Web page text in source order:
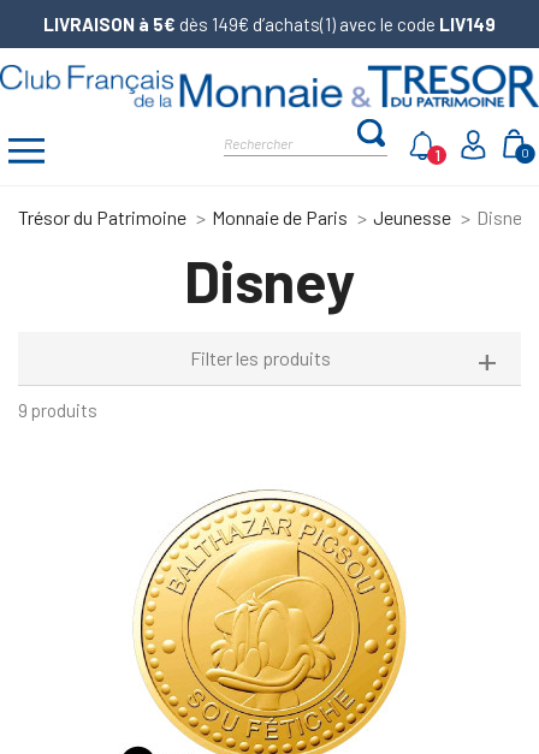
LIVRAISON à 5€ dès 149€ d’achats(1) avec le code LIV149
0
1
Trésor du Patrimoine Monnaie de Paris Jeunesse Disney
Disney
Filter les produits
9 produits